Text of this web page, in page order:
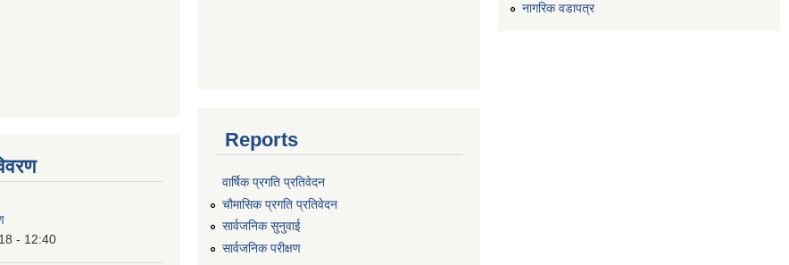
- 12:40
Reports
वार्षिक प्रगति प्रतिवेदन
चौमासिक प्रगति प्रतिवेदन
सार्वजनिक सुनुवाई
सार्वजनिक परीक्षण
नागरिक वडापत्र